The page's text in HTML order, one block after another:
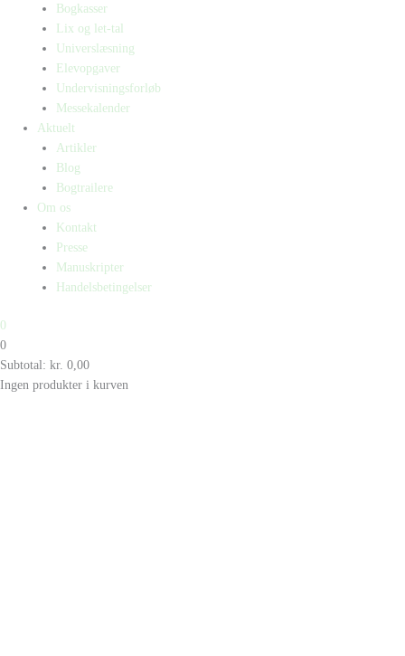
Bogkasser
Lix og let-tal
Universlæsning
Elevopgaver
Undervisningsforløb
Messekalender
Aktuelt
Artikler
Blog
Bogtrailere
Om os
Kontakt
Presse
Manuskripter
Handelsbetingelser
0
0
Subtotal: kr. 0,00
Ingen produkter i kurven